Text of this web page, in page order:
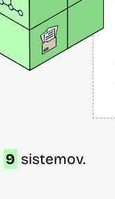
9 sistemov.